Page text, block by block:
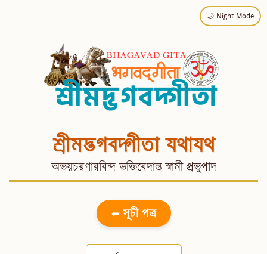
🌙 Night Mode
শ্রীমদ্ভগবদ্গীতা যথাযথ
অভয়চরণারবিন্দ ভক্তিবেদান্ত স্বামী প্রভুপাদ
⬅ সূচী পত্র